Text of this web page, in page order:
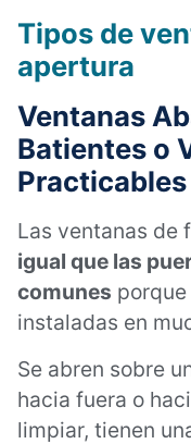
Tipos de
apertura
Ventanas
Batientes o
Practicables
Las ventanas de
igual que las
comunes
instaladas en
Se abren sobre
hacia fuera o
limpiar, tienen